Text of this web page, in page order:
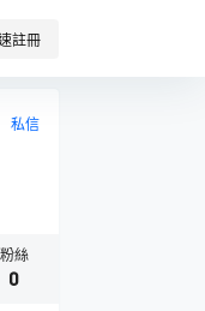
註冊
私信
粉絲
0